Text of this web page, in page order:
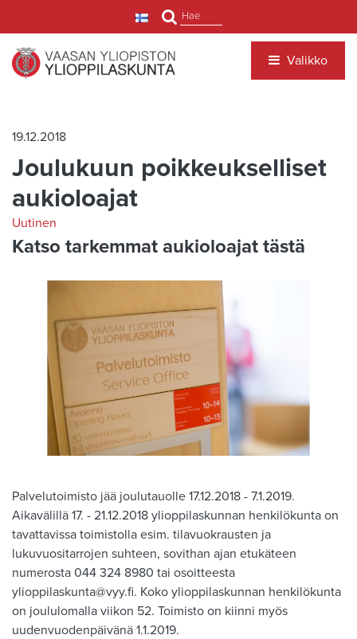
Hae
Valikko
19.12.2018
Joulukuun poikkeukselliset
aukioloajat
Uutinen
Katso tarkemmat aukioloajat tästä
Palvelutoimisto jää joulutauolle 17.12.2018 - 7.1.2019.
Aikavälillä 17. - 21.12.2018 ylioppilaskunnan henkilökunta on
tavattavissa toimistolla esim. tilavuokrausten ja
lukuvuositarrojen suhteen, sovithan ajan etukäteen
numerosta 044 324 8980 tai osoitteesta
ylioppilaskunta@vyy.fi. Koko ylioppilaskunnan henkilökunta
on joululomalla viikon 52. Toimisto on kiinni myös
uudenvuodenpäivänä 1.1.2019.